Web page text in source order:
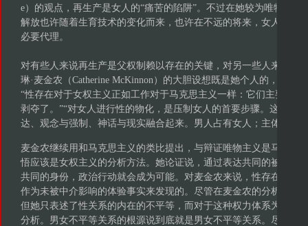
e）的观点，再生产是女人的“痛苦的陷阱”。不过在她较为唯物主义
解放也许随着生育技术的变化而来，也许在不远的将来，女人的身
必要代理。
对有些人来说再生产是父权制赖以存在的关键，对另一些人来说性
琳·麦金农（Catherine McKinnon）的大胆设想既是她个人的，也具
“性存在对于女权主义正如工作对于马克思主义一样：它们主要是
剥夺了。”“对女人进行性的物化，是压制女人的首要步骤。这过程
达、观念与强制、神话与现实融合起来。男人占有女人；主体主宰
麦金农继续用和马克思主义的类比提出，与辩证唯物主义是马克思
悟应该是女权主义的分析方法。她论证说，通过表达共同的被物化
共同的身份，政治行动就会成为可能。对麦金农来说，性存在是独
作为未被中介影响的体验事实来发现的。尽管在麦金农的分析中，
但她只表述了性关系的内在的不平等，而对于这种权力体系为什么
分析。男女不平等关系的根源说到底就是男女不平等关系。尽管她